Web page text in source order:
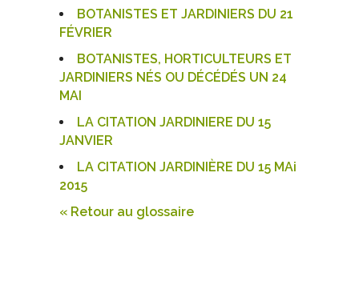
BOTANISTES ET JARDINIERS DU 21
FÉVRIER
BOTANISTES, HORTICULTEURS ET
JARDINIERS NÉS OU DÉCÉDÉS UN 24
MAI
LA CITATION JARDINIERE DU 15
JANVIER
LA CITATION JARDINIÈRE DU 15 MAi
2015
« Retour au glossaire